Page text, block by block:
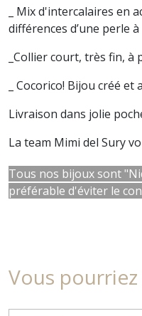
_ Mix d'intercalaires
différences d’une perle à
_Collier court, très fin,
_ Cocorico! Bijou créé
Livraison dans jolie
La team Mimi del Sury
Tous nos bijoux sont
préférable d'éviter le
Vous